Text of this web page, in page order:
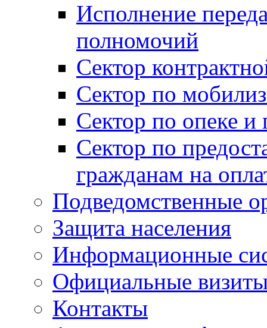
Исполнение
полномочий
Сектор
Сектор по
Сектор по опеке и
Сектор по
гражданам на
Подведомственные
Защита населения
Информационные
Официальные
Контакты